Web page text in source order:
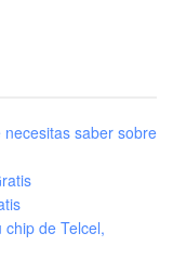
necesitas saber sobre
de Telcel,